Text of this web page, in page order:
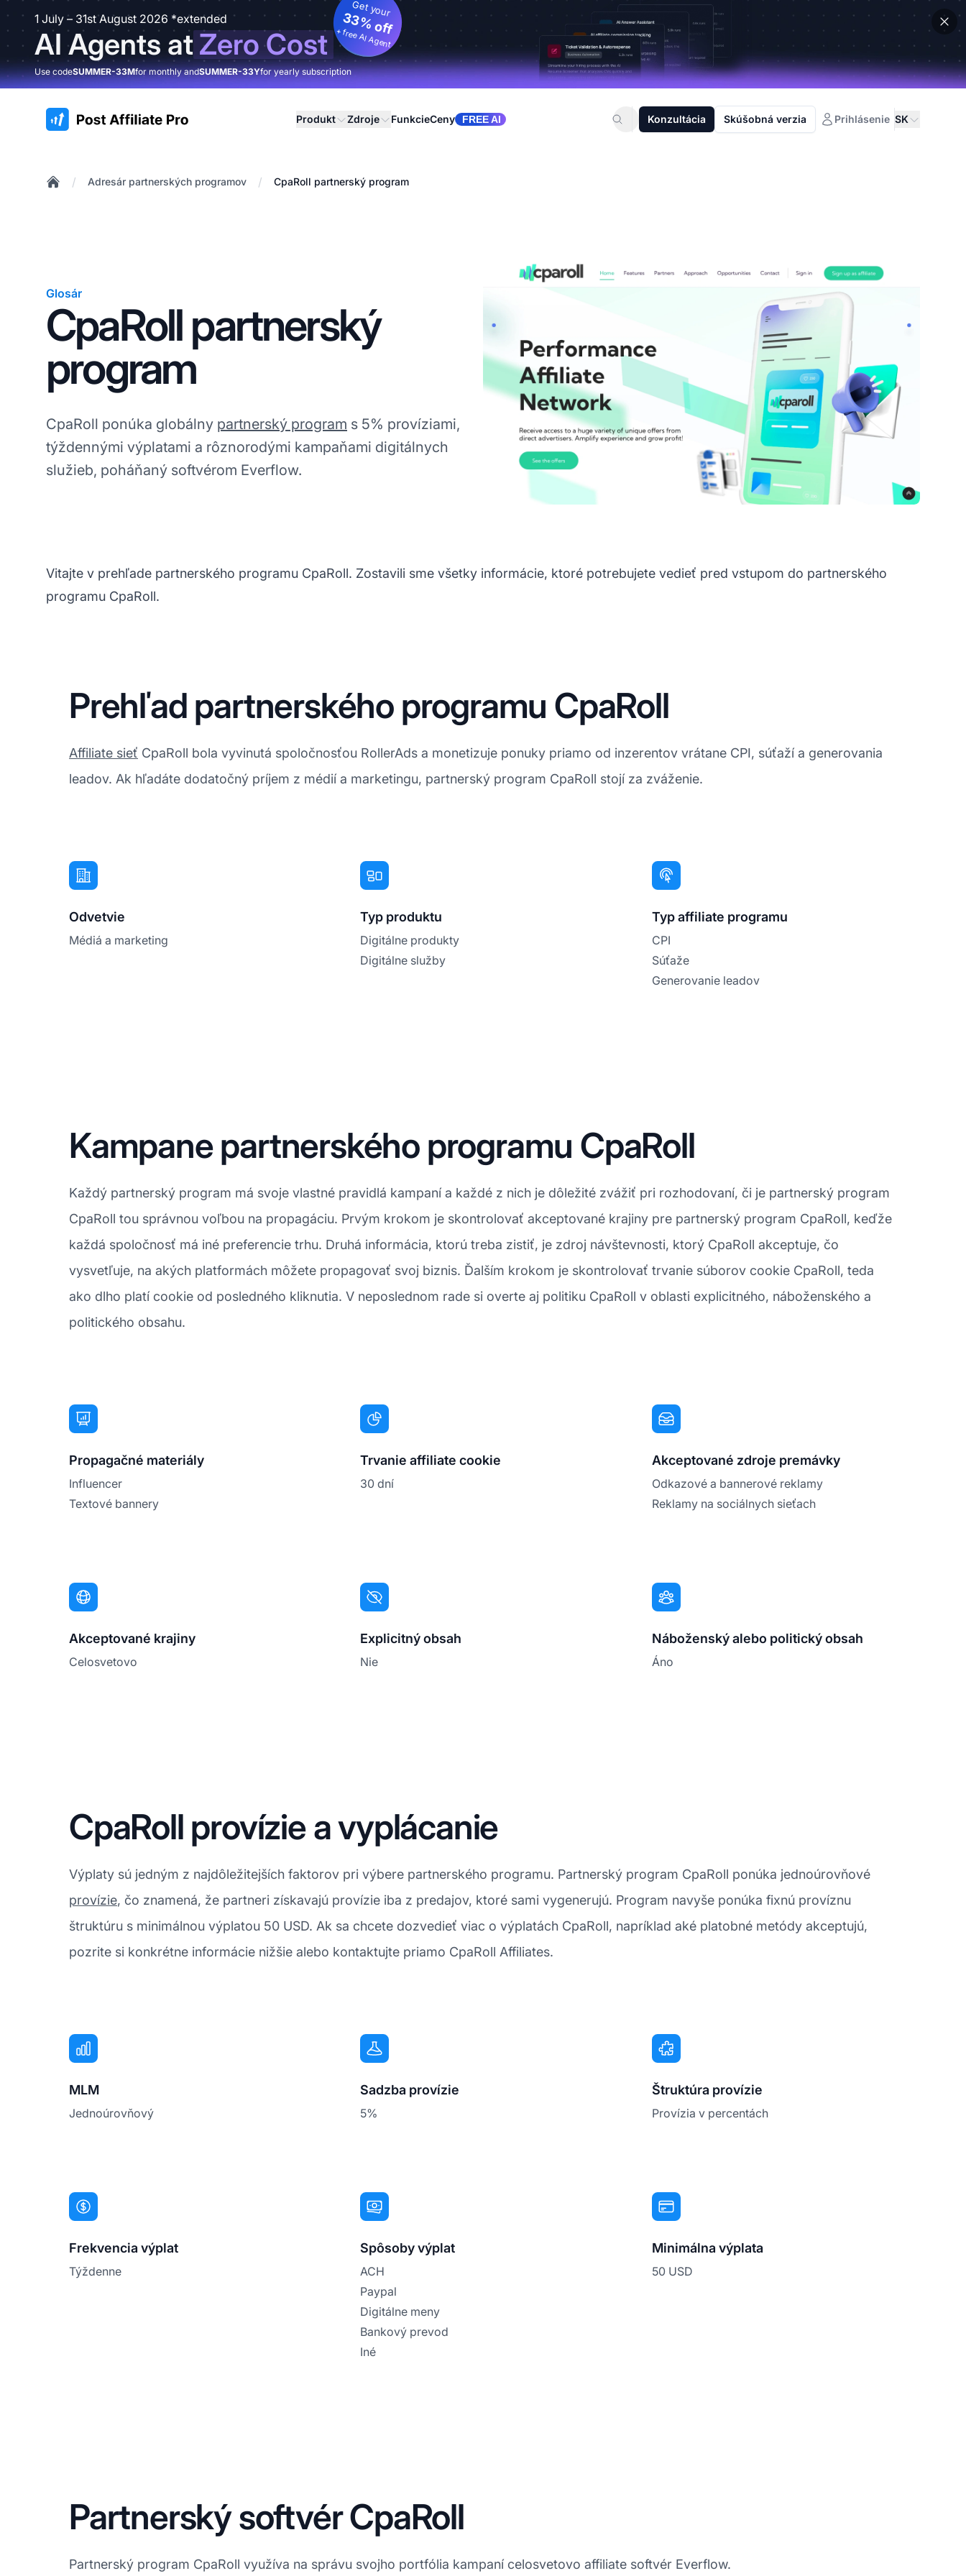
1 July – 31st August 2026 *extended
AI Agents atZero Cost
Get your
33% off
+ free AI Agent
Use codeSUMMER-33Mfor monthly andSUMMER-33Yfor yearly subscription
:site.title Produkt Zdroje FunkcieCeny FREE AI Konzultácia Skúšobná verzia Prihlásenie SK
/ Adresár partnerských programov / CpaRoll partnerský program
Glosár
CpaRoll partnerský
program
CpaRoll ponúka globálny partnerský program s 5% províziami,
týždennými výplatami a rôznorodými kampaňami digitálnych
služieb, poháňaný softvérom Everflow.
Vitajte v prehľade partnerského programu CpaRoll. Zostavili sme všetky informácie, ktoré potrebujete vedieť pred vstupom do partnerského
programu CpaRoll.
Prehľad partnerského programu CpaRoll
Affiliate sieť CpaRoll bola vyvinutá spoločnosťou RollerAds a monetizuje ponuky priamo od inzerentov vrátane CPI, súťaží a generovania
leadov. Ak hľadáte dodatočný príjem z médií a marketingu, partnerský program CpaRoll stojí za zváženie.
Odvetvie
Médiá a marketing
Typ produktu
Digitálne produkty
Digitálne služby
Typ affiliate programu
CPI
Súťaže
Generovanie leadov
Kampane partnerského programu CpaRoll
Každý partnerský program má svoje vlastné pravidlá kampaní a každé z nich je dôležité zvážiť pri rozhodovaní, či je partnerský program
CpaRoll tou správnou voľbou na propagáciu. Prvým krokom je skontrolovať akceptované krajiny pre partnerský program CpaRoll, keďže
každá spoločnosť má iné preferencie trhu. Druhá informácia, ktorú treba zistiť, je zdroj návštevnosti, ktorý CpaRoll akceptuje, čo
vysvetľuje, na akých platformách môžete propagovať svoj biznis. Ďalším krokom je skontrolovať trvanie súborov cookie CpaRoll, teda
ako dlho platí cookie od posledného kliknutia. V neposlednom rade si overte aj politiku CpaRoll v oblasti explicitného, náboženského a
politického obsahu.
Propagačné materiály
Influencer
Textové bannery
Trvanie affiliate cookie
30 dní
Akceptované zdroje premávky
Odkazové a bannerové reklamy
Reklamy na sociálnych sieťach
Akceptované krajiny
Celosvetovo
Explicitný obsah
Nie
Náboženský alebo politický obsah
Áno
CpaRoll provízie a vyplácanie
Výplaty sú jedným z najdôležitejších faktorov pri výbere partnerského programu. Partnerský program CpaRoll ponúka jednoúrovňové
provízie, čo znamená, že partneri získavajú provízie iba z predajov, ktoré sami vygenerujú. Program navyše ponúka fixnú províznu
štruktúru s minimálnou výplatou 50 USD. Ak sa chcete dozvedieť viac o výplatách CpaRoll, napríklad aké platobné metódy akceptujú,
pozrite si konkrétne informácie nižšie alebo kontaktujte priamo CpaRoll Affiliates.
MLM
Jednoúrovňový
Sadzba provízie
5%
Štruktúra provízie
Provízia v percentách
Frekvencia výplat
Týždenne
Spôsoby výplat
ACH
Paypal
Digitálne meny
Bankový prevod
Iné
Minimálna výplata
50 USD
Partnerský softvér CpaRoll
Partnerský program CpaRoll využíva na správu svojho portfólia kampaní celosvetovo affiliate softvér Everflow.